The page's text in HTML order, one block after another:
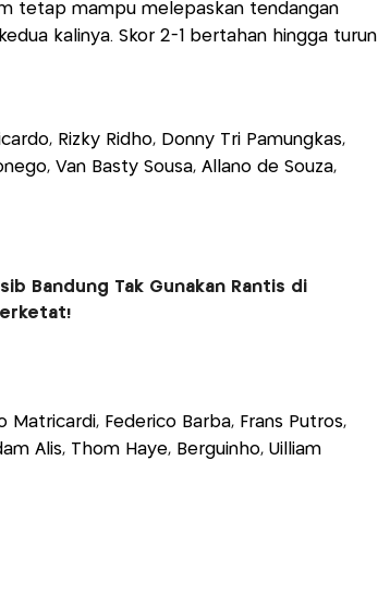
tetap mampu melepaskan tendangan
kalinya. Skor 2-1 bertahan hingga turun
Rizky Ridho, Donny Tri Pamungkas,
Van Basty Sousa, Allano de Souza,
Bandung Tak Gunakan Rantis di
Matricardi, Federico Barba, Frans Putros,
Alis, Thom Haye, Berguinho, Uilliam